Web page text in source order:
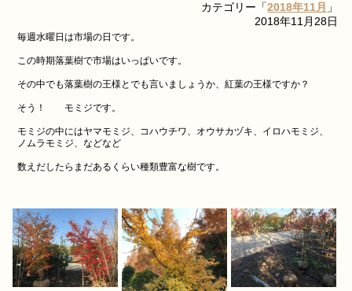
カテゴリー「2018年11月 」
2018年11月28日
毎週水曜日は市場の日です。
この時期落葉樹で市場はいっぱいです。
その中でも落葉樹の王様とでも言いましょうか、紅葉の王様ですか？
そう！ モミジです。
モミジの中にはヤマモミジ、コハウチワ、オウサカヅキ、イロハモミジ、
ノムラモミジ、などなど
数えだしたらまだあるくらい種類豊富な樹です。